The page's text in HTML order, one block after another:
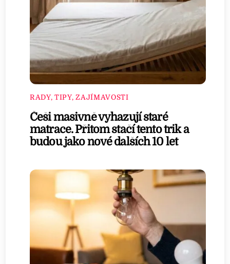
RADY, TIPY, ZAJÍMAVOSTI
Češi masivně vyhazují staré
matrace. Přitom stačí tento trik a
budou jako nové dalších 10 let